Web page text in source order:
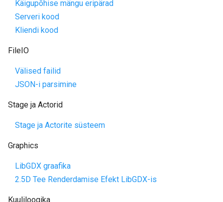
Käigupõhise mängu eripärad
Serveri kood
Kliendi kood
FileIO
Välised failid
JSON-i parsimine
Stage ja Actorid
Stage ja Actorite süsteem
Graphics
LibGDX graafika
2.5D Tee Renderdamise Efekt LibGDX-is
Kuuliloogika